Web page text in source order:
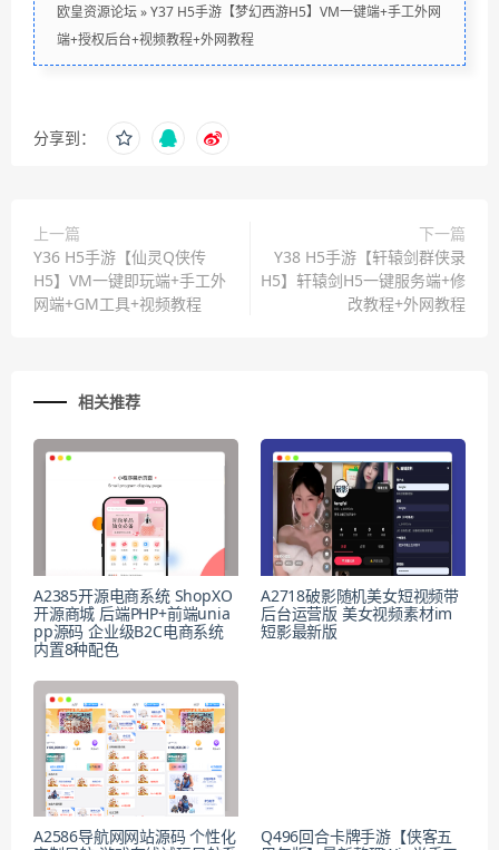
欧皇资源论坛»Y37 H5手游【梦幻西游H5】VM一键端+手工外网
端+授权后台+视频教程+外网教程
分享到：
上一篇
Y36 H5手游【仙灵Q侠传
H5】VM一键即玩端+手工外
网端+GM工具+视频教程
下一篇
Y38 H5手游【轩辕剑群侠录
H5】轩辕剑H5一键服务端+修
改教程+外网教程
相关推荐
A2385开源电商系统 ShopXO
开源商城 后端PHP+前端unia
pp源码 企业级B2C电商系统
内置8种配色
A2718破影随机美女短视频带
后台运营版 美女视频素材im
短影最新版
A2586导航网网站源码 个性化
Q496回合卡牌手游【侠客五